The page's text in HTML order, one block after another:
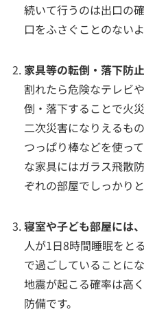
続いて行うのは出口の
口をふさぐことのない
家具等の転倒・落下防
割れたら危険なテレビ
倒・落下することで火
二次災害になりえるも
つっぱり棒などを使っ
な家具にはガラス飛散
ぞれの部屋でしっかり
寝室や子ども部屋には
人が1日8時間睡眠をと
で過ごしていることに
地震が起こる確率は高
防備です。